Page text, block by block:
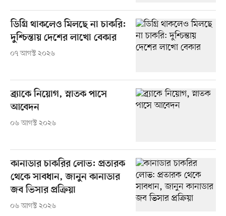
ডিগ্রি থাকলেও মিলছে না চাকরি:
দুশ্চিন্তায় দেশের লাখো বেকার
০৭ আগস্ট ২০২৬
ব্র্যাকে নিয়োগ, স্নাতক পাসে
আবেদন
০৬ আগস্ট ২০২৬
কানাডার চাকরির লোভ: প্রতারক
থেকে সাবধান, জানুন কানাডার
জব ভিসার প্রক্রিয়া
০৬ আগস্ট ২০২৬